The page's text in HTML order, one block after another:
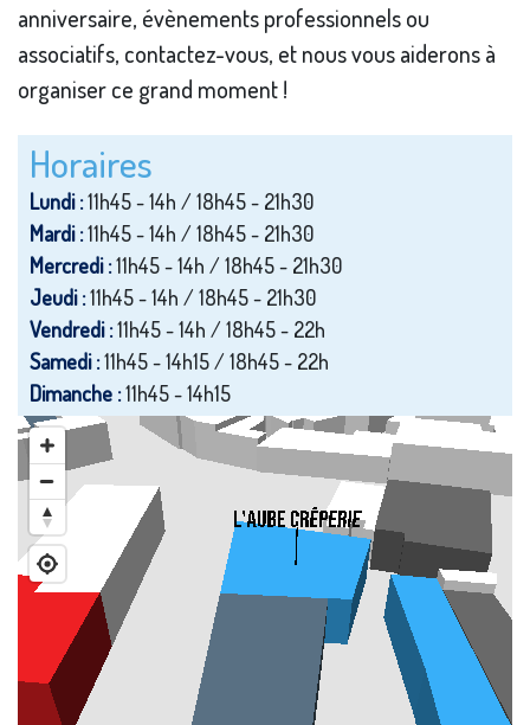
anniversaire, évènements professionnels ou
associatifs, contactez-vous, et nous vous aiderons à
organiser ce grand moment !
Horaires
Lundi :11h45 - 14h / 18h45 - 21h30
Mardi :11h45 - 14h / 18h45 - 21h30
Mercredi :11h45 - 14h / 18h45 - 21h30
Jeudi :11h45 - 14h / 18h45 - 21h30
Vendredi :11h45 - 14h / 18h45 - 22h
Samedi :11h45 - 14h15 / 18h45 - 22h
Dimanche :11h45 - 14h15